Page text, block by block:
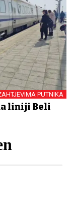
PUTNIKA
liniji Beli